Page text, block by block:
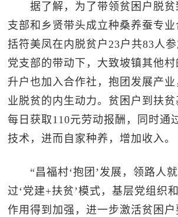
据了解，为了带领贫困户脱贫
支部和乡贤带头成立种桑养蚕专
括符美凤在内脱贫户23户共83人
党支部的带动下，大致坡镇其他村
升户也加入合作社，抱团发展产
业脱贫的内生动力。贫困户到扶
每日获取110元劳动报酬，同时通
技术，进而自家种养，增加收入。
“昌福村‘抱团’发展，领路人就
过‘党建+扶贫’模式，基层党组织
作用得到加强，进一步激活贫困